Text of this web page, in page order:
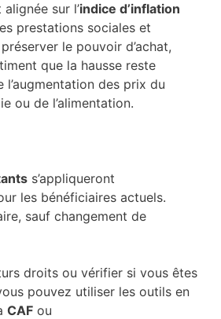
sur l’indice d’inflation
prestations sociales et
le pouvoir d’achat,
que la hausse reste
l’augmentation des prix du
ou de l’alimentation.
s’appliqueront
les bénéficiaires actuels.
sauf changement de
droits ou vérifier si vous êtes
pouvez utiliser les outils en
CAF ou